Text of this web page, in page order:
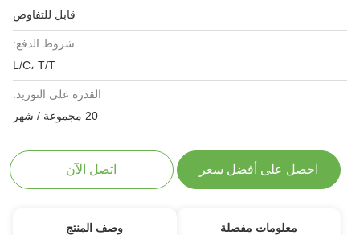
قابل للتفاوض
شروط الدفع:
L/C، T/T
القدرة على التوريد:
20 مجموعة / شهر
احصل على أفضل سعر اتصل الآن
معلومات مفصلة وصف المنتج